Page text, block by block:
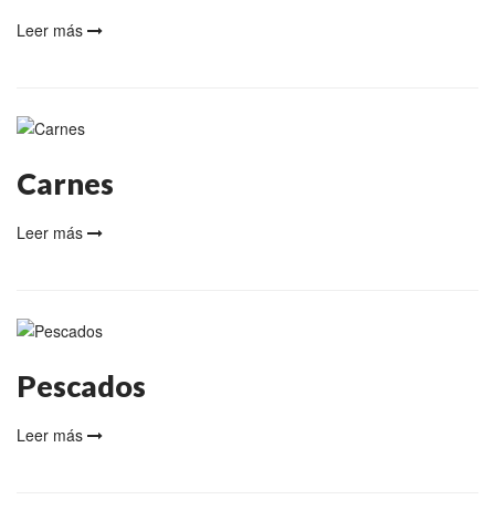
Leer más
Carnes
Leer más
Pescados
Leer más